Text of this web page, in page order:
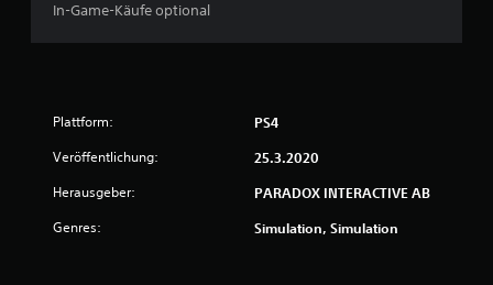
In-Game-Käufe optional
Plattform: PS4
Veröffentlichung: 25.3.2020
Herausgeber: PARADOX INTERACTIVE AB
Genres: Simulation, Simulation